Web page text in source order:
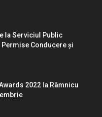
la Serviciul Public
Conducere şi
2022 la Râmnicu